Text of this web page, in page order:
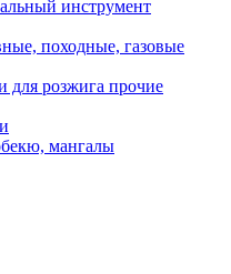
инструмент
походные, газовые
для розжига прочие
мангалы